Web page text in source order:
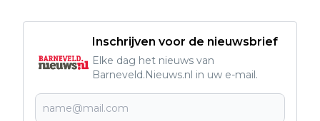
Inschrijven voor de nieuwsbrief
Elke dag het nieuws van
Barneveld.Nieuws.nl in uw e-mail.